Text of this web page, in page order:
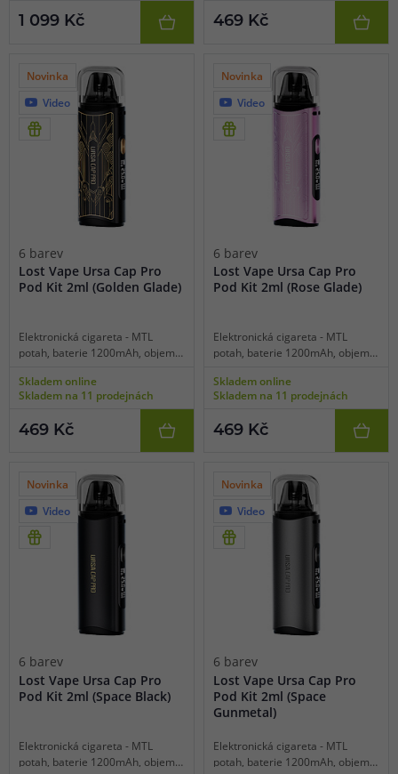
skrz powerbanku, hliníková
1 099 Kč
odporu, praktická krytka
469 Kč
Novinka
Video
6 barev
Lost Vape Ursa Cap Pro
Pod Kit 2ml (Golden Glade)
Elektronická cigareta - MTL
potah, baterie 1200mAh, objem
spínání, výkon 5-35W, dobíjení
USB-C, regulace air-flow, OLED
odporu, praktická krytka
Skladem online
Skladem na 11 prodejnách
469 Kč
Novinka
Video
6 barev
Lost Vape Ursa Cap Pro
Pod Kit 2ml (Rose Glade)
Elektronická cigareta - MTL
potah, baterie 1200mAh, objem
spínání, výkon 5-35W, dobíjení
USB-C, regulace air-flow, OLED
odporu, praktická krytka
Skladem online
Skladem na 11 prodejnách
469 Kč
Novinka
Video
6 barev
Lost Vape Ursa Cap Pro
Pod Kit 2ml (Space Black)
Elektronická cigareta - MTL
potah, baterie 1200mAh, objem
Novinka
Video
6 barev
Lost Vape Ursa Cap Pro
Pod Kit 2ml (Space
Gunmetal)
Elektronická cigareta - MTL
potah, baterie 1200mAh, objem